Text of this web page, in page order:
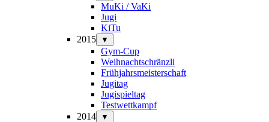
MuKi / VaKi
Jugi
KiTu
2015
▼
Gym-Cup
Weihnachtschränzli
Frühjahrsmeisterschaft
Jugitag
Jugispieltag
Testwettkampf
2014
▼